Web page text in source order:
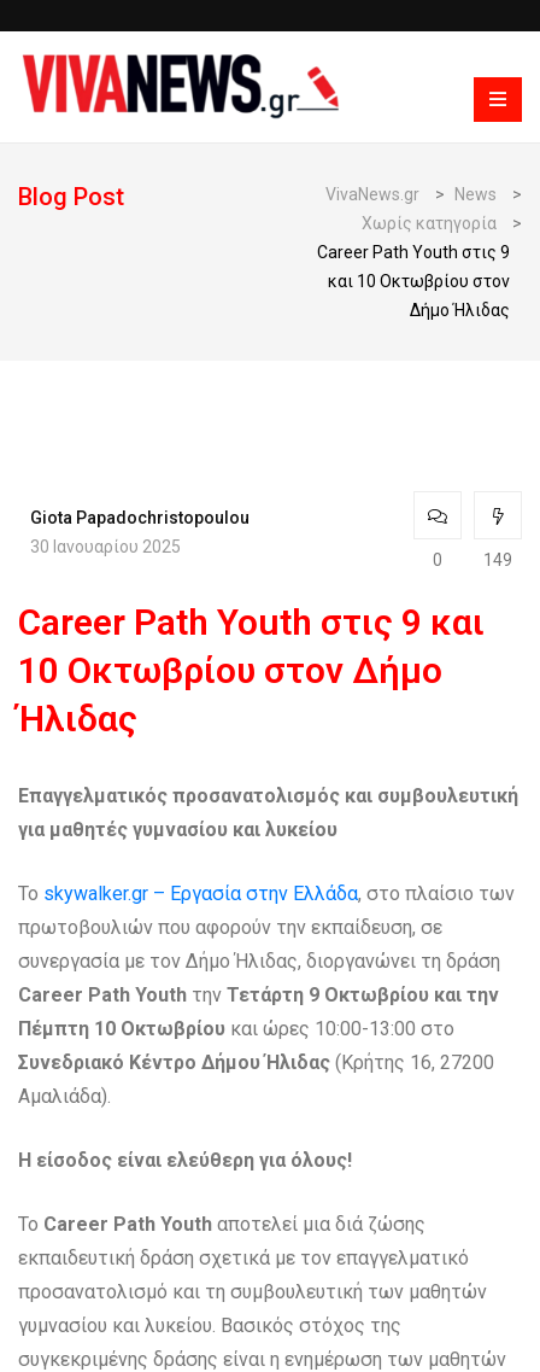
Blog Post VivaNews.gr > News
>
Χωρίς κατηγορία
>
Career Path Youth στις 9
και 10 Οκτωβρίου στον
Δήμο Ήλιδας
Giota Papadochristopoulou
30 Ιανουαρίου 2025
0 149
Career Path Youth στις 9 και
10 Οκτωβρίου στον Δήμο
Ήλιδας
Επαγγελματικός προσανατολισμός και συμβουλευτική
για μαθητές γυμνασίου και λυκείου
Το skywalker.gr – Εργασία στην Ελλάδα, στο πλαίσιο των
πρωτοβουλιών που αφορούν την εκπαίδευση, σε
συνεργασία με τον Δήμο Ήλιδας, διοργανώνει τη δράση
Career Path Youth την Τετάρτη 9 Οκτωβρίου και την
Πέμπτη 10 Οκτωβρίου και ώρες 10:00-13:00 στο
Συνεδριακό Κέντρο Δήμου Ήλιδας (Κρήτης 16, 27200
Αμαλιάδα).
Η είσοδος είναι ελεύθερη για όλους!
Το Career Path Youth αποτελεί μια διά ζώσης
εκπαιδευτική δράση σχετικά με τον επαγγελματικό
προσανατολισμό και τη συμβουλευτική των μαθητών
γυμνασίου και λυκείου. Βασικός στόχος της
συγκεκριμένης δράσης είναι η ενημέρωση των μαθητών